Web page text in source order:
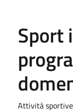
Sport
Attività sportive